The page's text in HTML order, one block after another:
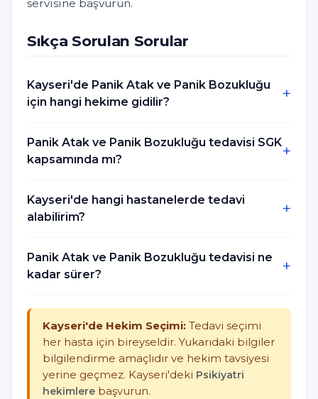
servisine başvurun.
Sıkça Sorulan Sorular
Kayseri'de Panik Atak ve Panik Bozukluğu
için hangi hekime gidilir?
Panik Atak ve Panik Bozukluğu tedavisi SGK
kapsamında mı?
Kayseri'de hangi hastanelerde tedavi
alabilirim?
Panik Atak ve Panik Bozukluğu tedavisi ne
kadar sürer?
Kayseri'de Hekim Seçimi: Tedavi seçimi
her hasta için bireyseldir. Yukarıdaki bilgiler
bilgilendirme amaçlıdır ve hekim tavsiyesi
yerine geçmez. Kayseri'deki Psikiyatri
hekimlere başvurun.